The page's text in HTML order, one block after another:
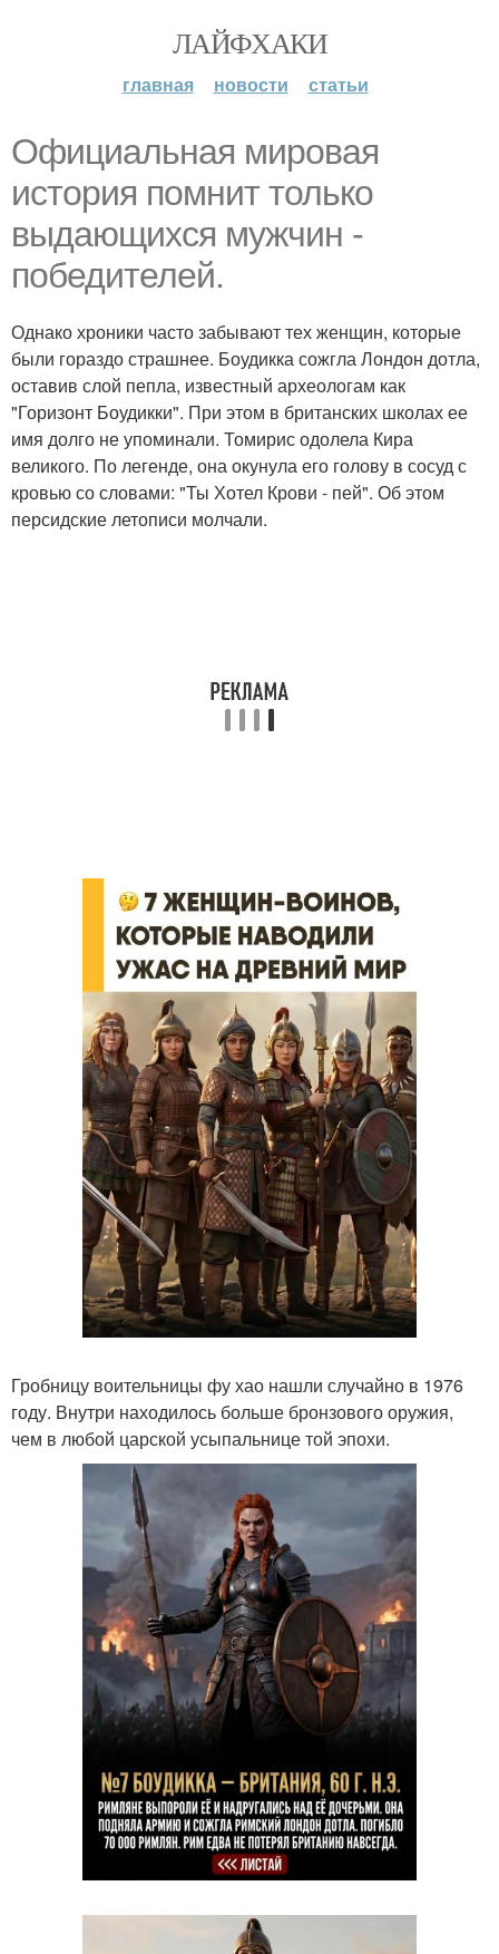
ЛАЙФХАКИ
главная новости статьи
Официальная мировая
история помнит только
выдающихся мужчин -
победителей.
Однако хроники часто забывают тех женщин, которые
были гораздо страшнее. Боудикка сожгла Лондон дотла,
оставив слой пепла, известный археологам как
"Горизонт Боудикки". При этом в британских школах ее
имя долго не упоминали. Томирис одолела Кира
великого. По легенде, она окунула его голову в сосуд с
кровью со словами: "Ты Хотел Крови - пей". Об этом
персидские летописи молчали.
Гробницу воительницы фу хао нашли случайно в 1976
году. Внутри находилось больше бронзового оружия,
чем в любой царской усыпальнице той эпохи.